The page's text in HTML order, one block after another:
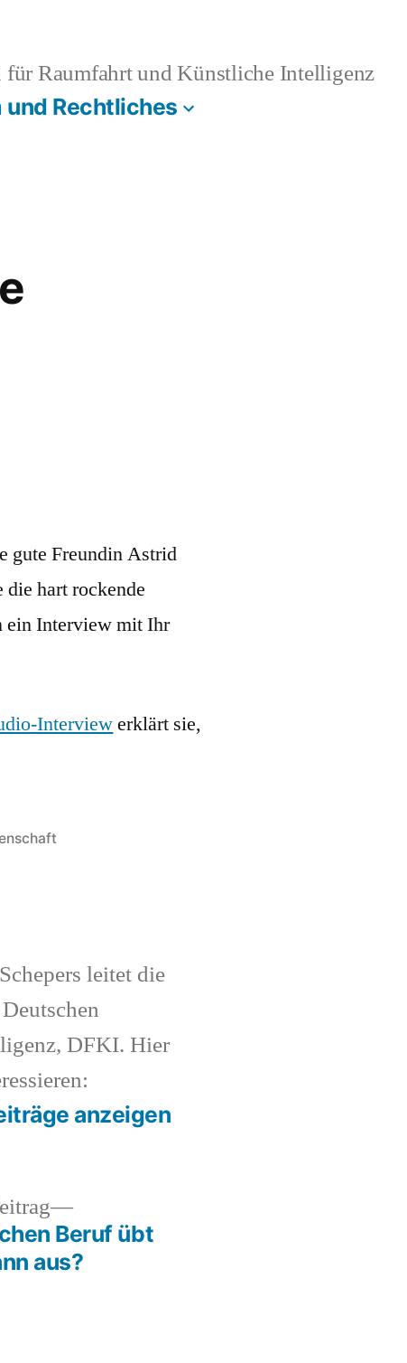
Raumfahrt und Künstliche Intelligenz
und Rechtliches
gute Freundin Astrid
die hart rockende
ein Interview mit Ihr
Interviewerklärt sie,
leitet die
DFKI. Hier
anzeigen
Nächster
Beitrag:
Beruf übt
aus?